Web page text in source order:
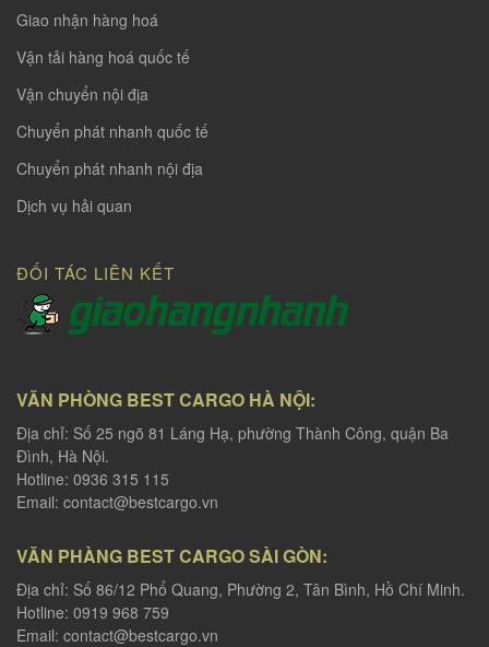
Giao nhận hàng hoá
Vận tải hàng hoá quốc tế
Vận chuyển nội địa
Chuyển phát nhanh quốc tế
Chuyển phát nhanh nội địa
Dịch vụ hải quan
ĐỐI TÁC LIÊN KẾT
VĂN PHÒNG BEST CARGO HÀ NỘI:
Địa chỉ: Số 25 ngõ 81 Láng Hạ, phường Thành Công, quận Ba
Đình, Hà Nội.
Hotline: 0936 315 115
Email: contact@bestcargo.vn
VĂN PHÀNG BEST CARGO SÀI GÒN:
Địa chỉ: Số 86/12 Phổ Quang, Phường 2, Tân Bình, Hồ Chí Minh.
Hotline: 0919 968 759
Email: contact@bestcargo.vn